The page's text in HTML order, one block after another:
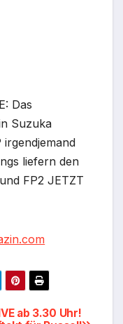
Das
Suzuka
liefern den
FP2 JETZT
ab 3.30 Uhr!